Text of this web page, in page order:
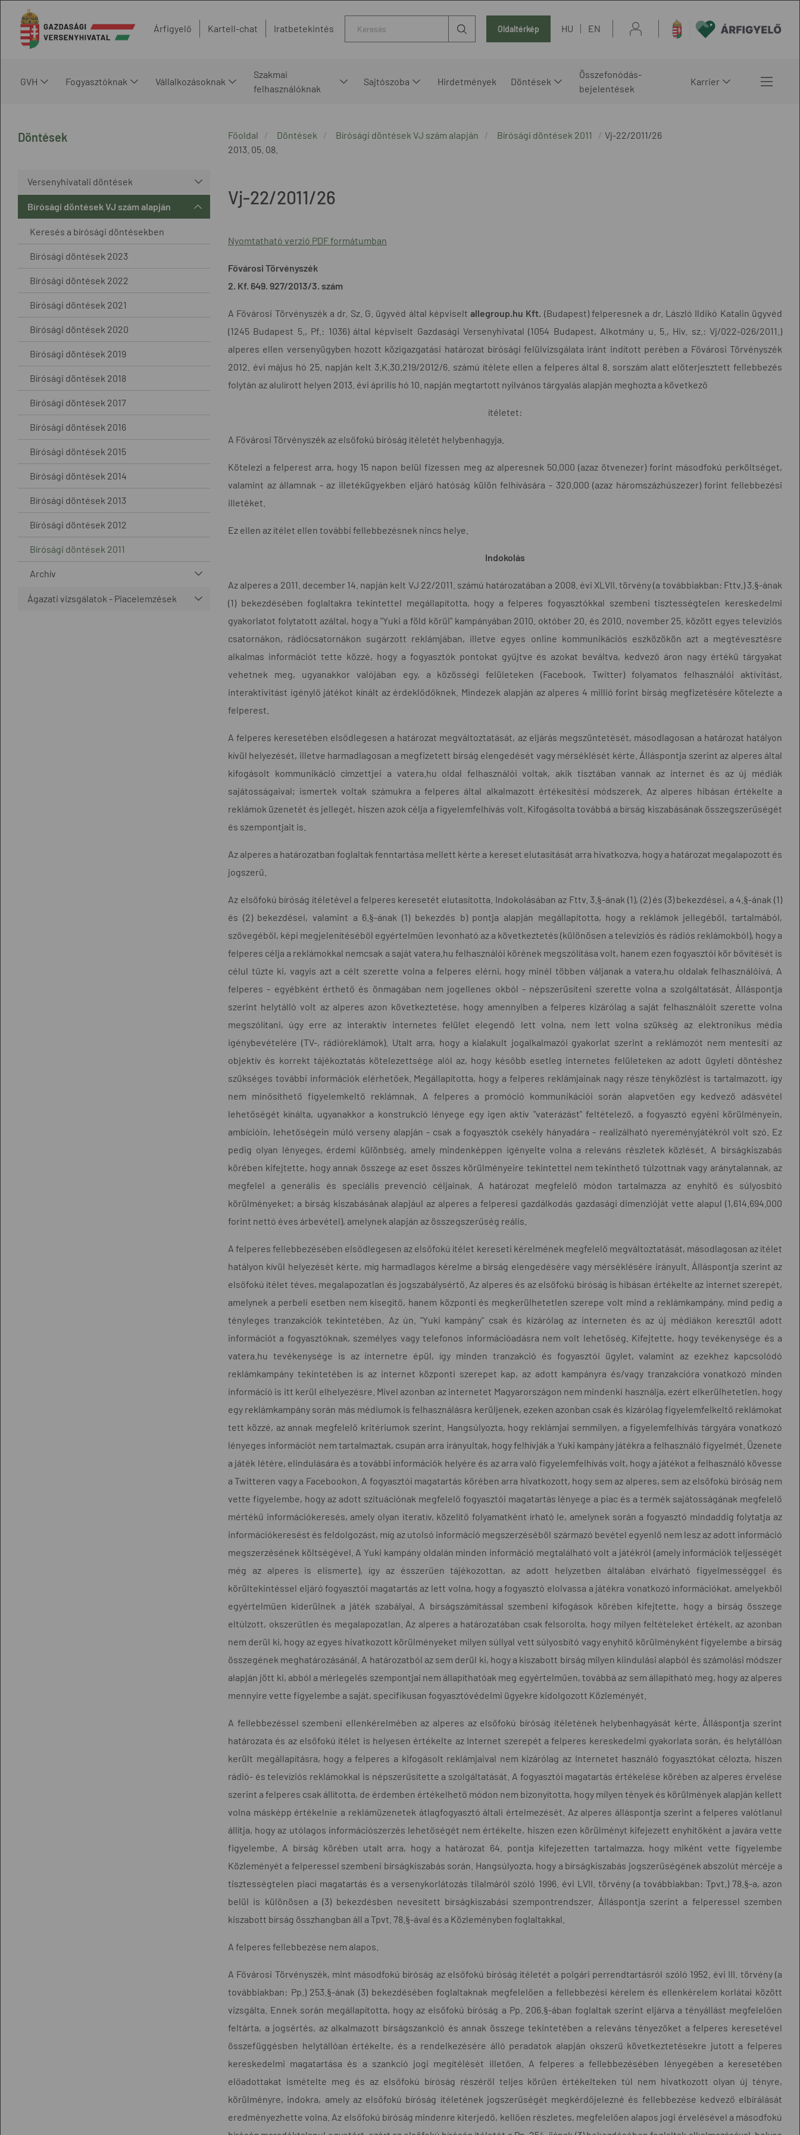
Árfigyelő Kartell-chat Iratbetekintés Oldaltérkép HU EN
GVH Fogyasztóknak Vállalkozásoknak
Szakmai
felhasználóknak
Sajtószoba Hirdetmények Döntések
Összefonódás-
bejelentések
Karrier
Döntések
Versenyhivatali döntések
Bírósági döntések VJ szám alapján
Keresés a bírósági döntésekben
Bírósági döntések 2023
Bírósági döntések 2022
Bírósági döntések 2021
Bírósági döntések 2020
Bírósági döntések 2019
Bírósági döntések 2018
Bírósági döntések 2017
Bírósági döntések 2016
Bírósági döntések 2015
Bírósági döntések 2014
Bírósági döntések 2013
Bírósági döntések 2012
Bírósági döntések 2011
Archív
Ágazati vizsgálatok - Piacelemzések
Főoldal Döntések Bírósági döntések VJ szám alapján Bírósági döntések 2011
Vj-22/2011/26
2013. 05. 08.
Vj-22/2011/26
Nyomtatható verzió PDF formátumban
Fővárosi Törvényszék
2. Kf. 649. 927/2013/3. szám
A Fővárosi Törvényszék a dr. Sz. G. ügyvéd által képviseltallegroup.hu Kft. (Budapest) felperesnek a dr. László Ildikó Katalin ügyvéd
(1245 Budapest 5., Pf.: 1036) által képviselt Gazdasági Versenyhivatal (1054 Budapest, Alkotmány u. 5., Hiv. sz.: Vj/022-026/2011.)
alperes ellen versenyügyben hozott közigazgatási határozat bírósági felülvizsgálata iránt indított perében a Fővárosi Törvényszék
2012. évi május hó 25. napján kelt 3.K.30.219/2012/6. számú ítélete ellen a felperes által 8. sorszám alatt előterjesztett fellebbezés
folytán az alulírott helyen 2013. évi április hó 10. napján megtartott nyilvános tárgyalás alapján meghozta a következő
ítéletet:
A Fővárosi Törvényszék az elsőfokú bíróság ítéletét helybenhagyja.
Kötelezi a felperest arra, hogy 15 napon belül fizessen meg az alperesnek 50.000 (azaz ötvenezer) forint másodfokú perköltséget,
valamint az államnak - az illetékügyekben eljáró hatóság külön felhívására - 320.000 (azaz háromszázhúszezer) forint fellebbezési
illetéket.
Ez ellen az ítélet ellen további fellebbezésnek nincs helye.
Indokolás
Az alperes a 2011. december 14. napján kelt VJ 22/2011. számú határozatában a 2008. évi XLVII. törvény (a továbbiakban: Fttv.) 3.§-ának
(1) bekezdésében foglaltakra tekintettel megállapította, hogy a felperes fogyasztókkal szembeni tisztességtelen kereskedelmi
gyakorlatot folytatott azáltal, hogy a "Yuki a föld körül" kampányában 2010. október 20. és 2010. november 25. között egyes televíziós
csatornákon, rádiócsatornákon sugárzott reklámjában, illetve egyes online kommunikációs eszközökön azt a megtévesztésre
alkalmas információt tette közzé, hogy a fogyasztók pontokat gyűjtve és azokat beváltva, kedvező áron nagy értékű tárgyakat
vehetnek meg, ugyanakkor valójában egy, a közösségi felületeken (Facebook, Twitter) folyamatos felhasználói aktivitást,
interaktivitást igénylő játékot kínált az érdeklődőknek. Mindezek alapján az alperes 4 millió forint bírság megfizetésére kötelezte a
felperest.
A felperes keresetében elsődlegesen a határozat megváltoztatását, az eljárás megszüntetését, másodlagosan a határozat hatályon
kívül helyezését, illetve harmadlagosan a megfizetett bírság elengedését vagy mérséklését kérte. Álláspontja szerint az alperes által
kifogásolt kommunikáció címzettjei a vatera.hu oldal felhasználói voltak, akik tisztában vannak az internet és az új médiák
sajátosságaival; ismertek voltak számukra a felperes által alkalmazott értékesítési módszerek. Az alperes hibásan értékelte a
reklámok üzenetét és jellegét, hiszen azok célja a figyelemfelhívás volt. Kifogásolta továbbá a bírság kiszabásának összegszerűségét
és szempontjait is.
Az alperes a határozatban foglaltak fenntartása mellett kérte a kereset elutasítását arra hivatkozva, hogy a határozat megalapozott és
jogszerű.
Az elsőfokú bíróság ítéletével a felperes keresetét elutasította. Indokolásában az Fttv. 3.§-ának (1), (2) és (3) bekezdései, a 4.§-ának (1)
és (2) bekezdései, valamint a 6.§-ának (1) bekezdés b) pontja alapján megállapította, hogy a reklámok jellegéből, tartalmából,
szövegéből, képi megjelenítéséből egyértelműen levonható az a következtetés (különösen a televíziós és rádiós reklámokból), hogy a
felperes célja a reklámokkal nemcsak a saját vatera.hu felhasználói körének megszólítása volt, hanem ezen fogyasztói kör bővítését is
célul tűzte ki, vagyis azt a célt szerette volna a felperes elérni, hogy minél többen váljanak a vatera.hu oldalak felhasználóivá. A
felperes - egyébként érthető és önmagában nem jogellenes okból - népszerűsíteni szerette volna a szolgáltatását. Álláspontja
szerint helytálló volt az alperes azon következtetése, hogy amennyiben a felperes kizárólag a saját felhasználóit szerette volna
megszólítani, úgy erre az interaktív internetes felület elegendő lett volna, nem lett volna szükség az elektronikus média
igénybevételére (TV-, rádióreklámok). Utalt arra, hogy a kialakult jogalkalmazói gyakorlat szerint a reklámozót nem mentesíti az
objektív és korrekt tájékoztatás kötelezettsége alól az, hogy később esetleg internetes felületeken az adott ügyleti döntéshez
szükséges további információk elérhetőek. Megállapította, hogy a felperes reklámjainak nagy része tényközlést is tartalmazott, így
nem minősíthető figyelemkeltő reklámnak. A felperes a promóció kommunikációi során alapvetően egy kedvező adásvétel
lehetőségét kínálta, ugyanakkor a konstrukció lényege egy igen aktív "vaterázást" feltételező, a fogyasztó egyéni körülményein,
ambícióin, lehetőségein múló verseny alapján - csak a fogyasztók csekély hányadára - realizálható nyereményjátékról volt szó. Ez
pedig olyan lényeges, érdemi különbség, amely mindenképpen igényelte volna a releváns részletek közlését. A bírságkiszabás
körében kifejtette, hogy annak összege az eset összes körülményeire tekintettel nem tekinthető túlzottnak vagy aránytalannak, az
megfelel a generális és speciális prevenció céljainak. A határozat megfelelő módon tartalmazza az enyhítő és súlyosbító
körülményeket; a bírság kiszabásának alapjául az alperes a felperesi gazdálkodás gazdasági dimenzióját vette alapul (1,614.694.000
forint nettó éves árbevétel), amelynek alapján az összegszerűség reális.
A felperes fellebbezésében elsődlegesen az elsőfokú ítélet kereseti kérelmének megfelelő megváltoztatását, másodlagosan az ítélet
hatályon kívül helyezését kérte, míg harmadlagos kérelme a bírság elengedésére vagy mérséklésére irányult. Álláspontja szerint az
elsőfokú ítélet téves, megalapozatlan és jogszabálysértő. Az alperes és az elsőfokú bíróság is hibásan értékelte az internet szerepét,
amelynek a perbeli esetben nem kisegítő, hanem központi és megkerülhetetlen szerepe volt mind a reklámkampány, mind pedig a
tényleges tranzakciók tekintetében. Az ún. "Yuki kampány" csak és kizárólag az interneten és az új médiákon keresztül adott
információt a fogyasztóknak, személyes vagy telefonos információadásra nem volt lehetőség. Kifejtette, hogy tevékenysége és a
vatera.hu tevékenysége is az internetre épül, így minden tranzakció és fogyasztói ügylet, valamint az ezekhez kapcsolódó
reklámkampány tekintetében is az internet központi szerepet kap, az adott kampányra és/vagy tranzakcióra vonatkozó minden
információ is itt kerül elhelyezésre. Mivel azonban az internetet Magyarországon nem mindenki használja, ezért elkerülhetetlen, hogy
egy reklámkampány során más médiumok is felhasználásra kerüljenek, ezeken azonban csak és kizárólag figyelemfelkeltő reklámokat
tett közzé, az annak megfelelő kritériumok szerint. Hangsúlyozta, hogy reklámjai semmilyen, a figyelemfelhívás tárgyára vonatkozó
lényeges információt nem tartalmaztak, csupán arra irányultak, hogy felhívják a Yuki kampány játékra a felhasználó figyelmét. Üzenete
a játék létére, elindulására és a további információk helyére és az arra való figyelemfelhívás volt, hogy a játékot a felhasználó kövesse
a Twitteren vagy a Facebookon. A fogyasztói magatartás körében arra hivatkozott, hogy sem az alperes, sem az elsőfokú bíróság nem
vette figyelembe, hogy az adott szituációnak megfelelő fogyasztói magatartás lényege a piac és a termék sajátosságának megfelelő
mértékű információkeresés, amely olyan iteratív, közelítő folyamatként írható le, amelynek során a fogyasztó mindaddig folytatja az
információkeresést és feldolgozást, míg az utolsó információ megszerzéséből származó bevétel egyenlő nem lesz az adott információ
megszerzésének költségével. A Yuki kampány oldalán minden információ megtalálható volt a játékról (amely információk teljességét
még az alperes is elismerte), így az ésszerűen tájékozottan, az adott helyzetben általában elvárható figyelmességgel és
körültekintéssel eljáró fogyasztói magatartás az lett volna, hogy a fogyasztó elolvassa a játékra vonatkozó információkat, amelyekből
egyértelműen kiderülnek a játék szabályai. A bírságszámítással szembeni kifogások körében kifejtette, hogy a bírság összege
eltúlzott, okszerűtlen és megalapozatlan. Az alperes a határozatában csak felsorolta, hogy milyen feltételeket értékelt, az azonban
nem derül ki, hogy az egyes hivatkozott körülményeket milyen súllyal vett súlyosbító vagy enyhítő körülményként figyelembe a bírság
összegének meghatározásánál. A határozatból az sem derül ki, hogy a kiszabott bírság milyen kiindulási alapból és számolási módszer
alapján jött ki, abból a mérlegelés szempontjai nem állapíthatóak meg egyértelműen, továbbá az sem állapítható meg, hogy az alperes
mennyire vette figyelembe a saját, specifikusan fogyasztóvédelmi ügyekre kidolgozott Közleményét.
A fellebbezéssel szembeni ellenkérelmében az alperes az elsőfokú bíróság ítéletének helybenhagyását kérte. Álláspontja szerint
határozata és az elsőfokú ítélet is helyesen értékelte az Internet szerepét a felperes kereskedelmi gyakorlata során, és helytállóan
került megállapításra, hogy a felperes a kifogásolt reklámjaival nem kizárólag az Internetet használó fogyasztókat célozta, hiszen
rádió- és televíziós reklámokkal is népszerűsítette a szolgáltatását. A fogyasztói magatartás értékelése körében az alperes érvelése
szerint a felperes csak állította, de érdemben értékelhető módon nem bizonyította, hogy milyen tények és körülmények alapján kellett
volna másképp értékelnie a reklámüzenetek átlagfogyasztó általi értelmezését. Az alperes álláspontja szerint a felperes valótlanul
állítja, hogy az utólagos információszerzés lehetőségét nem értékelte, hiszen ezen körülményt kifejezett enyhítőként a javára vette
figyelembe. A bírság körében utalt arra, hogy a határozat 64. pontja kifejezetten tartalmazza, hogy miként vette figyelembe
Közleményét a felperessel szembeni bírságkiszabás során. Hangsúlyozta, hogy a bírságkiszabás jogszerűségének abszolút mércéje a
tisztességtelen piaci magatartás és a versenykorlátozás tilalmáról szóló 1996. évi LVII. törvény (a továbbiakban: Tpvt.) 78.§-a, azon
belül is különösen a (3) bekezdésben nevesített bírságkiszabási szempontrendszer. Álláspontja szerint a felperessel szemben
kiszabott bírság összhangban áll a Tpvt. 78.§-ával és a Közleményben foglaltakkal.
A felperes fellebbezése nem alapos.
A Fővárosi Törvényszék, mint másodfokú bíróság az elsőfokú bíróság ítéletét a polgári perrendtartásról szóló 1952. évi III. törvény (a
továbbiakban: Pp.) 253.§-ának (3) bekezdésében foglaltaknak megfelelően a fellebbezési kérelem és ellenkérelem korlátai között
vizsgálta. Ennek során megállapította, hogy az elsőfokú bíróság a Pp. 206.§-ában foglaltak szerint eljárva a tényállást megfelelően
feltárta, a jogsértés, az alkalmazott bírságszankció és annak összege tekintetében a releváns tényezőket a felperes keresetével
összefüggésben helytállóan értékelte, és a rendelkezésére álló peradatok alapján okszerű következtetésekre jutott a felperes
kereskedelmi magatartása és a szankció jogi megítélését illetően. A felperes a fellebbezésében lényegében a keresetében
előadottakat ismételte meg és az elsőfokú bíróság részéről teljes körűen értékelteken túl nem hivatkozott olyan új tényre,
körülményre, indokra, amely az elsőfokú bíróság ítéletének jogszerűségét megkérdőjelezné és fellebbezése kedvező elbírálását
eredményezhette volna. Az elsőfokú bíróság mindenre kiterjedő, kellően részletes, megfelelően alapos jogi érvelésével a másodfokú